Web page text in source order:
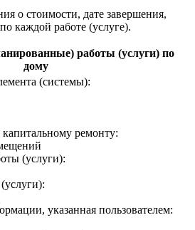
о стоимости, дате завершения,
каждой работе (услуге).
работы (услуги) по
дому
(системы):
ремонту:
(услуги):
указанная пользователем: